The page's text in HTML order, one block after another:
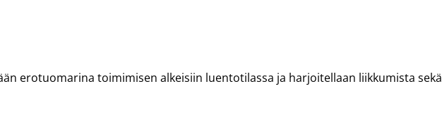
erotuomarina toimimisen alkeisiin luentotilassa ja harjoitellaan liikkumista sekä